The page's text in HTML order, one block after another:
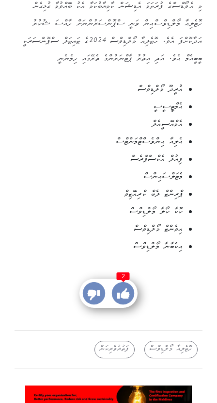
މި އެވޯޑްސްގެ ފުރަތަމަ އެޑިޝަން ކާމިޔާބުކަމާ އެކު ބޭއްވުމާ ގުޅިގެން
ހޮޓެލިއާ މޯލްޑިވްސްއިން ވަނީ ސްޕޮންސަރުންނަށް ހާއްސަ ޝުކުރު
އަދާކޮށްފަ އެވެ. ހޮޓެލިއާ މޯލްޑިވްސް 2024ގެ ޓައިޓަލް ސްޕޮންސަރަކީ
ބީބީއެމް އެވެ. އަދި އިތުރު ޕާޓްނަރުންގެ ތެރޭގައި ހިމެނެނީ
އުރީދޫ މޯލްޑިވްސް
އެމްޓީސީސީ
އެމްއޭސީއެލް
އެލިއާ އިންވެސްޓްމަންޓްސް
ފިއުލް އެކްސްޕްރެސް
މެޓަލްސައިންސް
ޕްރިންޓް ލެބް ކްރިއޭޓިވް
ކޮކާ ކޯލާ މޯލްޑިވްސް
އިވެންޓް މޯލްޑިވްސް
އިކެބާނާ މޯލްޑިވްސް
2
ހޮޓެލިއާ މޯލްޑިވްސް ފަތުރުވެރިކަން